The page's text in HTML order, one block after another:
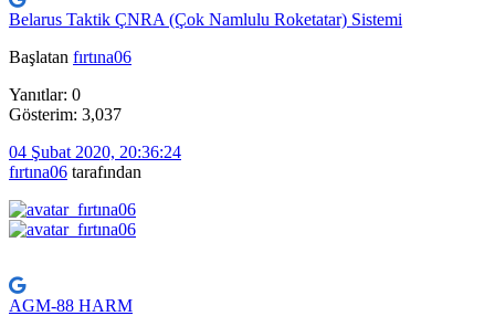
Belarus Taktik ÇNRA (Çok Namlulu Roketatar) Sistemi
Başlatan fırtına06
Yanıtlar: 0
Gösterim: 3,037
04 Şubat 2020, 20:36:24
fırtına06 tarafından
AGM-88 HARM